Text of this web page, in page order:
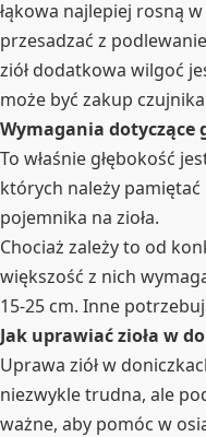
łąkowa najlepiej rosną
przesadzać z
ziół dodatkowa wilgoć
może być zakup
Wymagania dotyczące
To właśnie głębokość
których należy
pojemnika na zioła.
Chociaż zależy to od
większość z nich
15-25 cm. Inne
Jak uprawiać zioła w
Uprawa ziół w
niezwykle trudna, ale
ważne, aby pomóc w